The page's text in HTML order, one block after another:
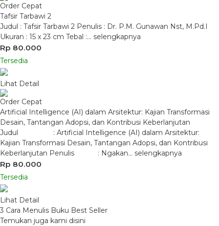
Order Cepat
Tafsir Tarbawi 2
Judul : Tafsir Tarbawi 2 Penulis : Dr. P.M. Gunawan Nst, M.Pd.I
Ukuran : 15 x 23 cm Tebal :… selengkapnya
Rp 80.000
Tersedia
Lihat Detail
Order Cepat
Artificial Intelligence (AI) dalam Arsitektur: Kajian Transformasi
Desain, Tantangan Adopsi, dan Kontribusi Keberlanjutan
Judul : Artificial Intelligence (AI) dalam Arsitektur:
Kajian Transformasi Desain, Tantangan Adopsi, dan Kontribusi
Keberlanjutan Penulis : Ngakan… selengkapnya
Rp 80.000
Tersedia
Lihat Detail
3 Cara Menulis Buku Best Seller
Temukan juga kami disini